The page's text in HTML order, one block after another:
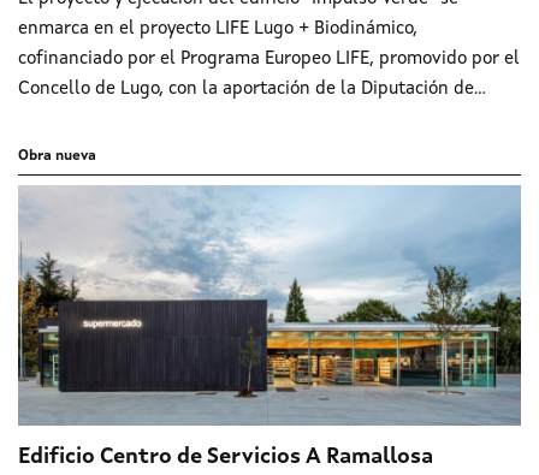
enmarca en el proyecto LIFE Lugo + Biodinámico,
cofinanciado por el Programa Europeo LIFE, promovido por el
Concello de Lugo, con la aportación de la Diputación de...
Obra nueva
Edificio Centro de Servicios A Ramallosa